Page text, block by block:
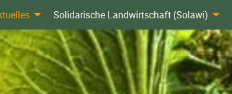
Solidarische Landwirtschaft (Solawi)